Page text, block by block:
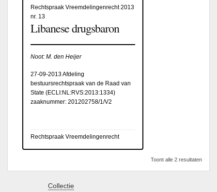
Rechtspraak Vreemdelingenrecht 2013
nr. 13
Libanese drugsbaron
Noot: M. den Heijer
27-09-2013 Afdeling
bestuursrechtspraak van de Raad van
State (ECLI:NL:RVS:2013:1334)
zaaknummer: 201202758/1/V2
Rechtspraak Vreemdelingenrecht
Toont alle 2 resultaten
Collectie